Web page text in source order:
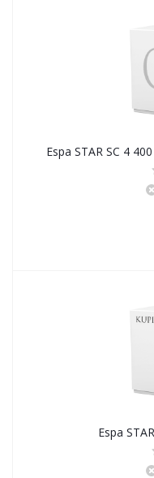
Espa STAR SC 4
Espa